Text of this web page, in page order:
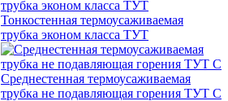
Тонкостенная термоусаживаемая
трубка эконом класса ТУТ
Среднестенная термоусаживаемая
трубка не подавляющая горения ТУТ С